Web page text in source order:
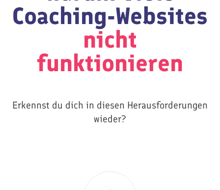
Coaching-Websites
nicht
funktionieren
Erkennst du dich in diesen Herausforderungen
wieder?